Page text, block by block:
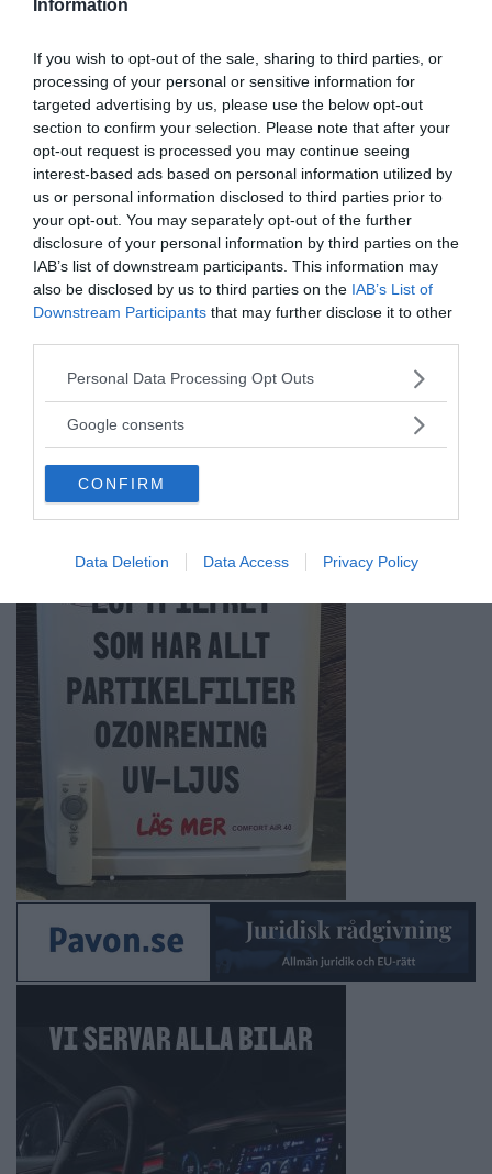
Information
If you wish to opt-out of the sale, sharing to third parties, or
processing of your personal or sensitive information for
targeted advertising by us, please use the below opt-out
section to confirm your selection. Please note that after your
opt-out request is processed you may continue seeing
interest-based ads based on personal information utilized by
us or personal information disclosed to third parties prior to
your opt-out. You may separately opt-out of the further
disclosure of your personal information by third parties on the
IAB’s list of downstream participants. This information may
also be disclosed by us to third parties on the IAB’s List of
Downstream Participants that may further disclose it to other
Please note that this website/app uses one or more Google
not limited to your visit or usage behaviour. You may click to
use your data for below specified purposes in below Google
consent section.
Personal Data Processing Opt Outs
Google consents
CONFIRM
Data Deletion Data Access Privacy Policy
Prenumerera på vårt nyhetsbrev
Få NewsVoice nyhets-mail
ANNONSER